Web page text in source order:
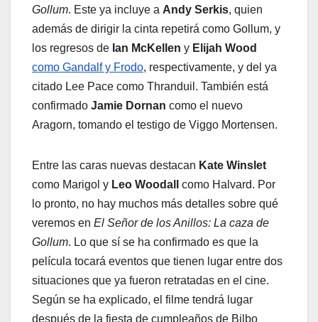
Gollum. Este ya incluye a Andy Serkis, quien
además de dirigir la cinta repetirá como Gollum, y
los regresos de Ian McKellen y Elijah Wood
como Gandalf y Frodo, respectivamente, y del ya
citado Lee Pace como Thranduil. También está
confirmado Jamie Dornan como el nuevo
Aragorn, tomando el testigo de Viggo Mortensen.
Entre las caras nuevas destacan Kate Winslet
como Marigol y Leo Woodall
como Halvard. Por
lo pronto, no hay muchos más detalles sobre qué
veremos en El Señor de los Anillos: La caza de
Gollum. Lo que sí se ha confirmado es que la
película tocará eventos que tienen lugar entre dos
situaciones que ya fueron retratadas en el cine.
Según se ha explicado, el filme tendrá lugar
después de la fiesta de cumpleaños de Bilbo